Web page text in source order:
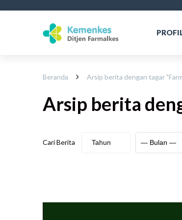
Beranda Arsip berita dengan tagar "
Arsip berita
Cari Berita